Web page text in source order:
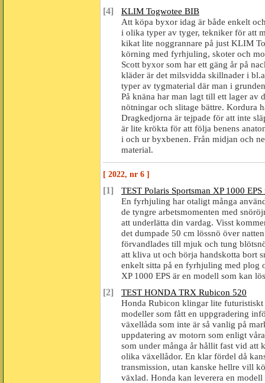
[4]
KLIM Togwotee BIB
Att köpa byxor idag är både enkelt
i olika typer av tyger, tekniker för att
kikat lite noggrannare på just KLIM
körning med fyrhjuling, skoter och
Scott byxor som har ett gäng år på
kläder är det milsvidda skillnader i
typer av tygmaterial där man i
På knäna har man lagt till ett lager av
nötningar och slitage bättre. Kordura
Dragkedjorna är tejpade för att inte
är lite krökta för att följa benens
i och ur byxbenen. Från midjan och
material.
[ 2022, nr 6 ]
[1]
TEST Polaris Sportsman XP 1000
En fyrhjuling har otaligt många
de tyngre arbetsmomenten med
att underlätta din vardag. Visst
det dumpade 50 cm lössnö över
förvandlades till mjuk och tung
att kliva ut och börja handskotta bort
enkelt sitta på en fyrhjuling med plog
XP 1000 EPS är en modell som kan
[2]
TEST HONDA TRX Rubicon 520
Honda Rubicon klingar lite futuristiskt
modeller som fått en uppgradering
växellåda som inte är så vanlig på
uppdatering av motorn som enligt
som under många år hållit fast vid att
olika växellådor. En klar fördel då
transmission, utan kanske hellre vill
växlad. Honda kan leverera en